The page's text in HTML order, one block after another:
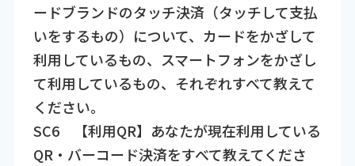
ードブランドのタッチ決済（タッチして支払
いをするもの）について、カードをかざして
利用しているもの、スマートフォンをかざし
て利用しているもの、それぞれすべて教えて
ください。
SC6 【利用QR】あなたが現在利用している
QR・バーコード決済をすべて教えてくださ